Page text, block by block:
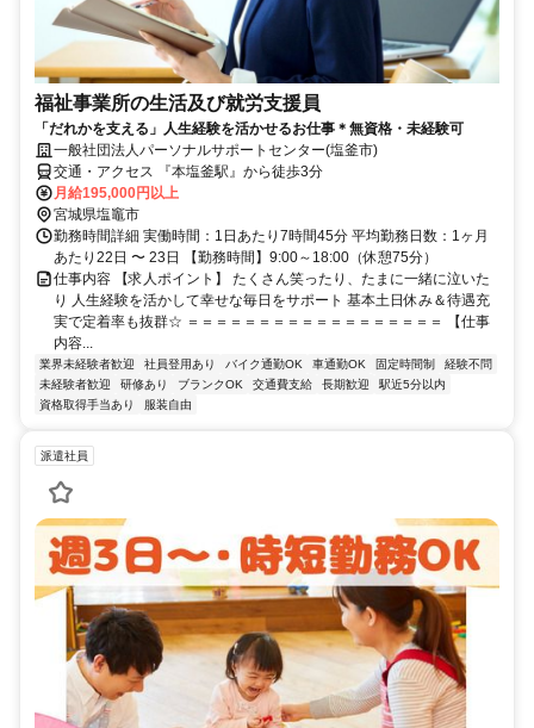
福祉事業所の生活及び就労支援員
「だれかを支える」人生経験を活かせるお仕事＊無資格・未経験可
一般社団法人パーソナルサポートセンター(塩釜市)
交通・アクセス 『本塩釜駅』から徒歩3分
月給195,000円以上
宮城県塩竈市
勤務時間詳細 実働時間：1日あたり7時間45分 平均勤務日数：1ヶ月
あたり22日 〜 23日 【勤務時間】9:00～18:00（休憩75分）
仕事内容 【求人ポイント】 たくさん笑ったり、たまに一緒に泣いた
り 人生経験を活かして幸せな毎日をサポート 基本土日休み＆待遇充
実で定着率も抜群☆ ＝＝＝＝＝＝＝＝＝＝＝＝＝＝＝＝＝＝ 【仕事
内容...
業界未経験者歓迎 社員登用あり バイク通勤OK 車通勤OK 固定時間制
経験不問
未経験者歓迎
研修あり ブランクOK 交通費支給 長期歓迎
駅近5分以内
資格取得手当あり
服装自由
派遣社員